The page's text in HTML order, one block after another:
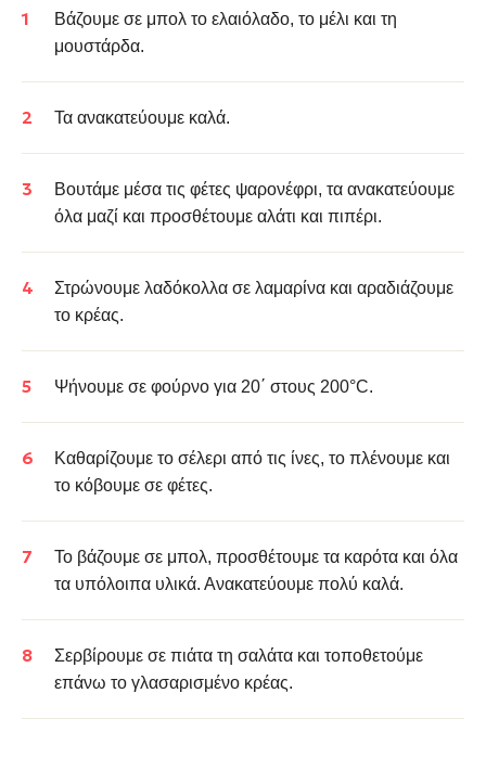
Βάζουμε σε μπολ το ελαιόλαδο, το μέλι και τη
μουστάρδα.
Τα ανακατεύουμε καλά.
Βουτάμε μέσα τις φέτες ψαρονέφρι, τα ανακατεύουμε
όλα μαζί και προσθέτουμε αλάτι και πιπέρι.
Στρώνουμε λαδόκολλα σε λαμαρίνα και αραδιάζουμε
το κρέας.
Ψήνουμε σε φούρνο για 20΄ στους 200°C.
Καθαρίζουμε το σέλερι από τις ίνες, το πλένουμε και
το κόβουμε σε φέτες.
Το βάζουμε σε μπολ, προσθέτουμε τα καρότα και όλα
τα υπόλοιπα υλικά. Ανακατεύουμε πολύ καλά.
Σερβίρουμε σε πιάτα τη σαλάτα και τοποθετούμε
επάνω το γλασαρισμένο κρέας.